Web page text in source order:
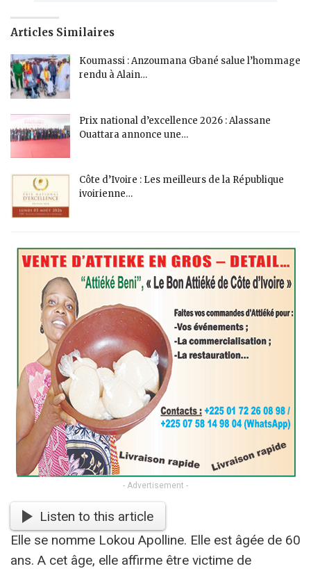
Articles Similaires
Koumassi : Anzoumana Gbané salue l’hommage
rendu à Alain…
Prix national d’excellence 2026 : Alassane
Ouattara annonce une…
Côte d’Ivoire : Les meilleurs de la République
ivoirienne…
- Advertisement -
Listen to this article
Elle se nomme Lokou Apolline. Elle est âgée de 60
ans. A cet âge, elle affirme être victime de